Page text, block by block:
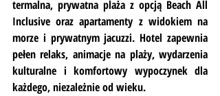
termalna, prywatna plaża z opcją Beach All
Inclusive oraz apartamenty z widokiem na
morze i prywatnym jacuzzi. Hotel zapewnia
pełen relaks, animacje na plaży, wydarzenia
kulturalne i komfortowy wypoczynek dla
każdego, niezależnie od wieku.